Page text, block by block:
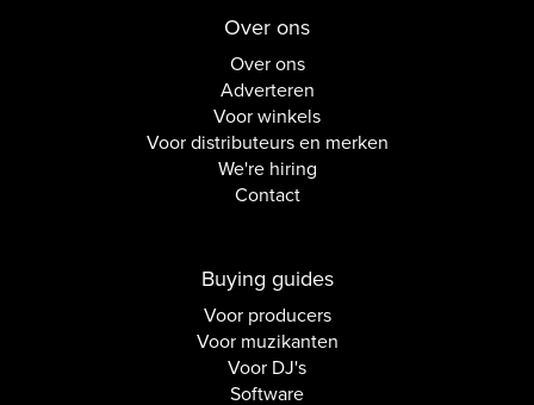
Over ons
Over ons
Adverteren
Voor winkels
Voor distributeurs en merken
We're hiring
Contact
Buying guides
Voor producers
Voor muzikanten
Voor DJ's
Software